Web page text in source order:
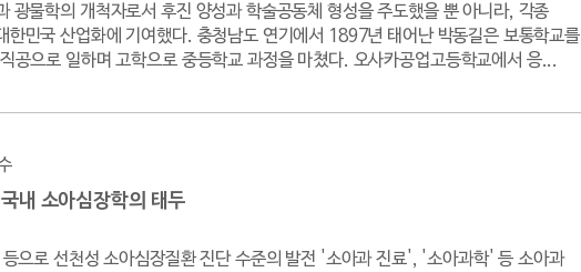
광물학의 개척자로서 후진 양성과 학술공동체 형성을 주도했을 뿐 아니라, 각종
한민국 산업화에 기여했다. 충청남도 연기에서 1897년 태어난 박동길은 보통학교를
공으로 일하며 고학으로 중등학교 과정을 마쳤다. 오사카공업고등학교에서 응...
내 소아심장학의 태두
으로 선천성 소아심장질환 진단 수준의 발전 '소아과 진료', '소아과학' 등 소아과